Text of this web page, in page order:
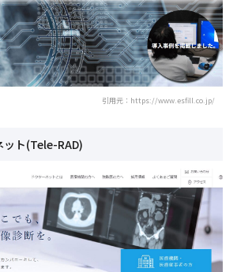
引用元：https://www.esfill.co.jp/
ット(Tele-RAD)